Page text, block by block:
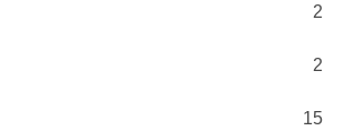
2
2
15